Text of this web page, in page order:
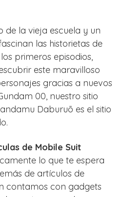
de la vieja escuela y un
las historietas de
primeros episodios,
este maravilloso
gracias a nuevos
00, nuestro sitio
Daburuō es el sitio
de Mobile Suit
lo que te espera
de artículos de
contamos con gadgets